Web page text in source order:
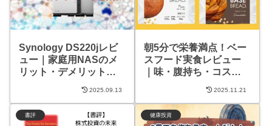
Synology DS220jレビ
ュー｜家庭用NASのメ
リット・デメリットと
2025.09.13
朝5分で栄養満点！ベー
スフード実食レビュー
｜味・腹持ち・コスパ
2025.11.21
書評 健康投資